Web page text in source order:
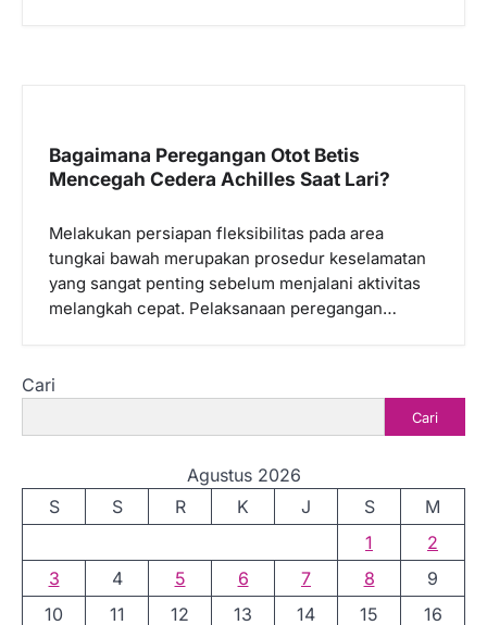
Bagaimana Peregangan Otot Betis
Mencegah Cedera Achilles Saat Lari?
Melakukan persiapan fleksibilitas pada area
tungkai bawah merupakan prosedur keselamatan
yang sangat penting sebelum menjalani aktivitas
melangkah cepat. Pelaksanaan peregangan…
Cari
Cari
Agustus 2026
S
S R K J S
M
1
2
3
4 5 6 7 8
9
10
11 12 13 14 15
16